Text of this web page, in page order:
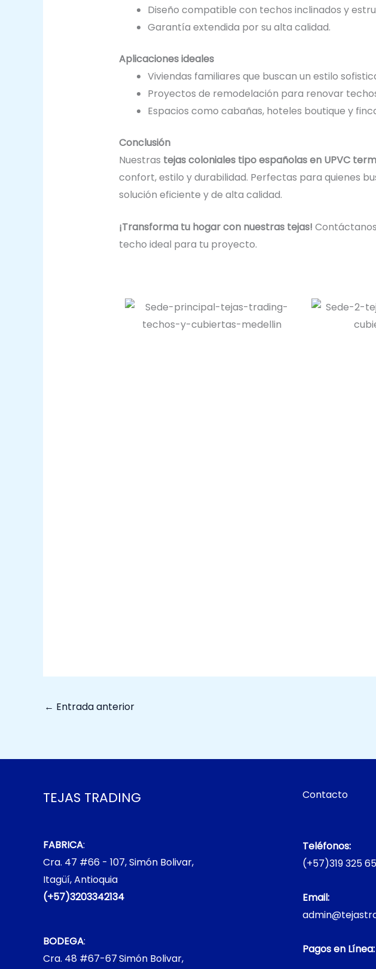
Diseño compatible con techos inclinados y
Garantía extendida por su alta calidad.
Aplicaciones ideales
Viviendas familiares que buscan un estilo
Proyectos de remodelación para renovar
Espacios como cabañas, hoteles boutique y
Conclusión
Nuestras tejas coloniales tipo españolas en UPVC
confort, estilo y durabilidad. Perfectas para quienes
solución eficiente y de alta calidad.
¡Transforma tu hogar con nuestras tejas!
techo ideal para tu proyecto.
← Entrada anterior
TEJAS TRADING
FABRICA:
Cra. 47 #66 - 107, Simón Bolivar,
Itagüí, Antioquia
(+57)3203342134
BODEGA:
Cra. 48 #67-67,Simón Bolivar,
Contacto
Teléfonos:
(+57)319 325
Email:
Pagos en Línea: